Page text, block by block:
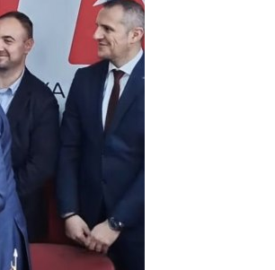
124
Uncategorized